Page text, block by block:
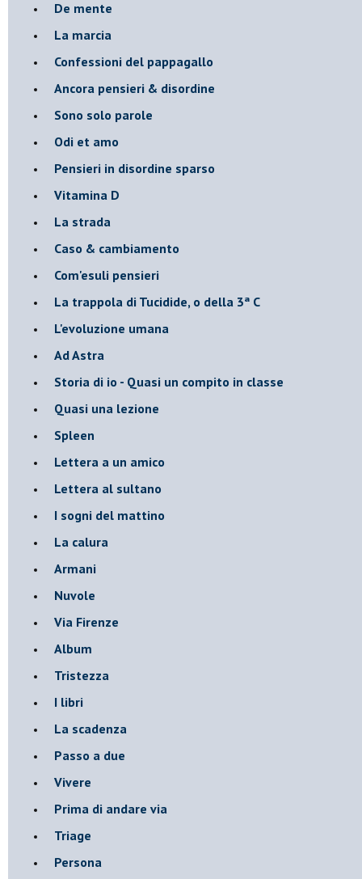
De mente
La marcia
Confessioni del pappagallo
Ancora pensieri & disordine
Sono solo parole
Odi et amo
Pensieri in disordine sparso
Vitamina D
La strada
Caso & cambiamento
Com'esuli pensieri
La trappola di Tucidide, o della 3ª C
L'evoluzione umana
Ad Astra
Storia di io - Quasi un compito in classe
Quasi una lezione
Spleen
Lettera a un amico
Lettera al sultano
I sogni del mattino
La calura
Armani
Nuvole
Via Firenze
Album
Tristezza
I libri
La scadenza
Passo a due
Vivere
Prima di andare via
Triage
Persona